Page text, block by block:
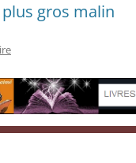
plus gros malin